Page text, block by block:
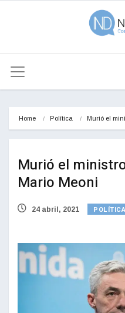
Home Política Murió el
Murió el
Mario Meoni
24 abril, 2021 POLÍTICA